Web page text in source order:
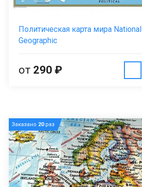
Политическая карта мира National
Geographic
от 290 ₽
Заказано 20раз